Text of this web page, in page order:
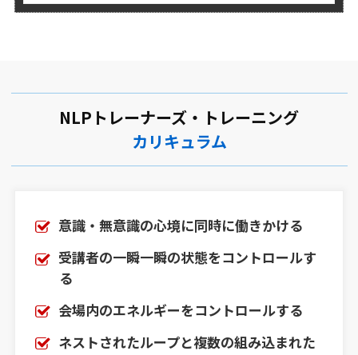
NLPトレーナーズ・トレーニング
カリキュラム
意識・無意識の心境に同時に働きかける
受講者の一瞬一瞬の状態をコントロールす
る
会場内のエネルギーをコントロールする
ネストされたループと複数の組み込まれた